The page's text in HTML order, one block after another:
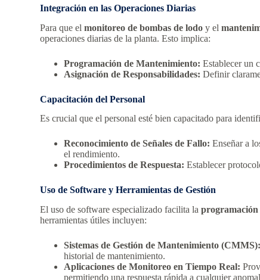
Integración en las Operaciones Diarias
Para que elmonitoreo de bombas de lodo y el
operaciones diarias de la planta. Esto implica:
Programación de Mantenimiento: Establecer un
Asignación de Responsabilidades: Definir
Capacitación del Personal
Es crucial que el personal esté bien capacitado para
Reconocimiento de Señales de Fallo: Enseñar a
el rendimiento.
Procedimientos de Respuesta: Establecer
Uso de Software y Herramientas de Gestión
El uso de software especializado facilita laprogramación
herramientas útiles incluyen:
Sistemas de Gestión de Mantenimiento (CMMS):
historial de mantenimiento.
Aplicaciones de Monitoreo en Tiempo Real:
permitiendo una respuesta rápida a cualquier